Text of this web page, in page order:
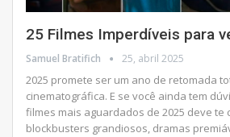
25 Filmes Imperdíveis para
Samuel Bratifich 25, abril 2025
2025 promete ser um ano de retomada
cinematográfica. E se você ainda tem
filmes mais aguardados de 2025 deve te
blockbusters grandiosos, dramas